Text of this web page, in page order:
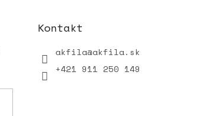
Kontakt
akfila@akfila.sk
+421 911 250 149